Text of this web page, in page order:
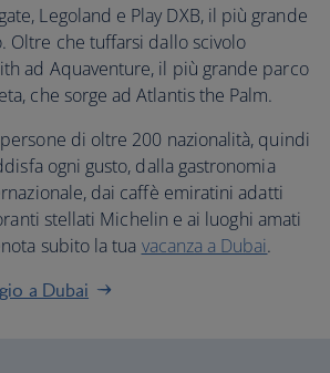
Legoland e Play DXB, il più grande
Oltre che tuffarsi dallo scivolo
ad Aquaventure, il più grande parco
che sorge ad Atlantis the Palm.
di oltre 200 nazionalità, quindi
ogni gusto, dalla gastronomia
dai caffè emiratini adatti
stellati Michelin e ai luoghi amati
subito la tua vacanza a Dubai.
a Dubai